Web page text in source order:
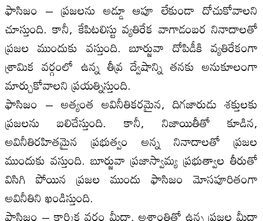
ఫాసిజం – ప్రజలను అడ్డూ ఆపూ లేకుండా దోచుకోవాలని
చూస్తుంది. కానీ, కేపిటలిస్టు వ్యతిరేక వాగాడంబర నినాదాలతో
ప్రజల ముందుకు వస్తుంది. బూర్జువా దోపిడీకి వ్యతిరేకంగా
శ్రామిక వర్గంలో ఉన్న తీవ్ర ద్వేషాన్ని తనకు అనుకూలంగా
మార్చుకోవాలని ప్రయత్నిస్తుంది.
ఫాసిజం – అత్యంత అవినీతికరమైన, దిగజారుడు శక్తులకు
ప్రజలను బలిచేస్తుంది. కానీ, నిజాయితీతో కూడిన,
అవినీతిరహితమైన ప్రభుత్వం అన్న నినాదాలతో ప్రజల
ముందుకు వస్తుంది. బూర్జువా ప్రజాస్వామ్య ప్రభుత్వాల తీరుతో
విసిగి పోయిన ప్రజల ముందు ఫాసిజం మోసపూరితంగా
అవినీతిని ఖండిస్తుంది.
ఫాసిజం – కార్మిక వర్గం మీదా, అశాంతితో ఉన్న ప్రజల మీదా